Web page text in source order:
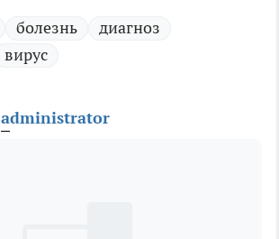
болезнь
диагноз
вирус
administrator